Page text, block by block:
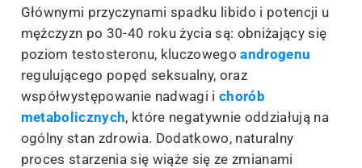
Głównymi przyczynami spadku libido i potencji u
mężczyzn po 30-40 roku życia są: obniżający się
poziom testosteronu, kluczowegoandrogenu
regulującego popęd seksualny, oraz
współwystępowanie nadwagi ichorób
metabolicznych, które negatywnie oddziałują na
ogólny stan zdrowia. Dodatkowo, naturalny
proces starzenia się wiąże się ze zmianami